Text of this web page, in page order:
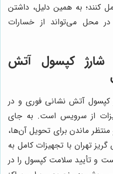
کنند؛ به همین دلیل، داشتن
در محل می‌تواند از خسارات
کپسول آتش
کپسول آتش نشانی فوری و در
از سرویس است. به جای
ماندن برای تحویل آن‌ها،
تهران با تجهیزات کامل به
و تأیید سلامت کپسول را در